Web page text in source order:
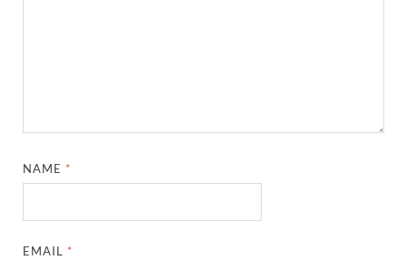
NAME *
EMAIL *